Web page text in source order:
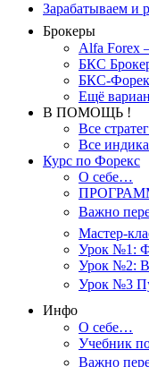
Зарабатываем и
Брокеры
Alfa Forex
БКС
БКС-
Ещё
В ПОМОЩЬ !
Все
Все
Курс по Форекс
О себе…
Важно
Мастер-
Урок №1:
Урок №2:
Урок №3
Инфо
О себе…
Учебник
Важно